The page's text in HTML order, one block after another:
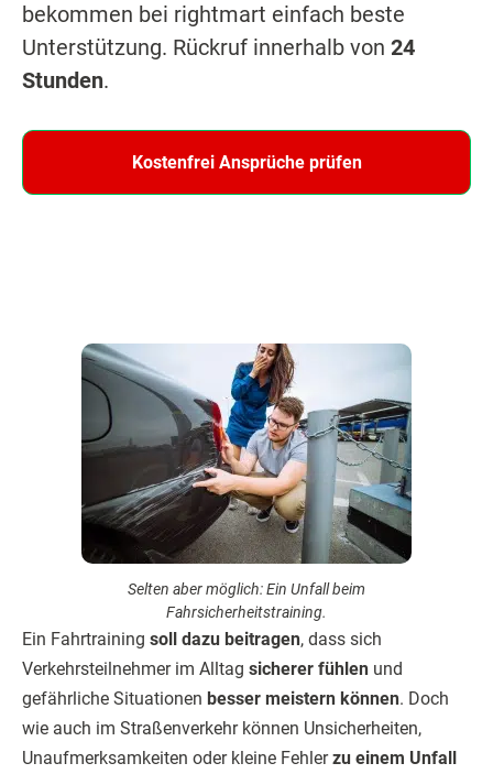
bekommen bei rightmart einfach beste
Unterstützung. Rückruf innerhalb von 24
Stunden.
Kostenfrei Ansprüche prüfen
Selten aber möglich: Ein Unfall beim
Fahrsicherheitstraining.
Ein Fahrtraining soll dazu beitragen, dass sich
Verkehrsteilnehmer im Alltag sicherer fühlen und
gefährliche Situationen besser meistern können. Doch
wie auch im Straßenverkehr können Unsicherheiten,
Unaufmerksamkeiten oder kleine Fehlerzu einem Unfall